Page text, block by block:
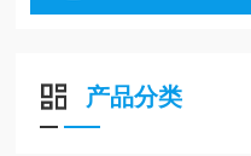
产品分类